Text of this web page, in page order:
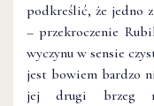
podkreślić, że jedno z
– przekroczenie
wyczynu w sensie
jest bowiem bardzo
jej drugi brzeg